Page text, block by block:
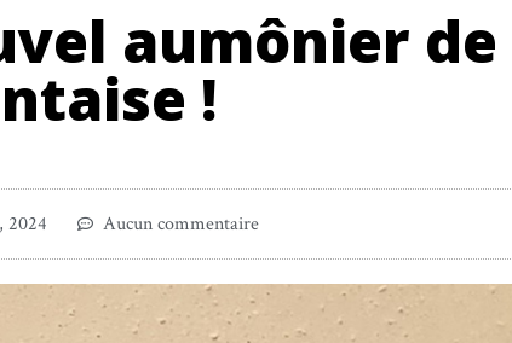
aumônier de
!
2024 Aucun commentaire